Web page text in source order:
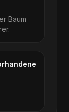
Baum